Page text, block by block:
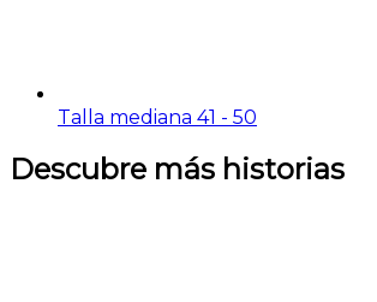
Talla mediana 41 - 50
Descubre más historias